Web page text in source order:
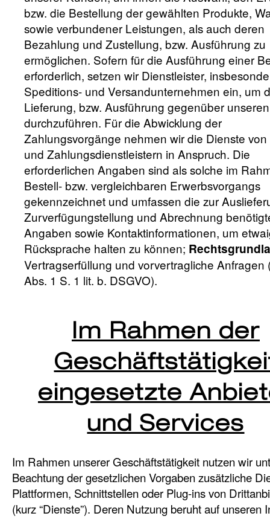
bzw. die Bestellung der gewählten Produkte,
sowie verbundener Leistungen, als auch deren
Bezahlung und Zustellung, bzw. Ausführung zu
ermöglichen. Sofern für die Ausführung einer
erforderlich, setzen wir Dienstleister,
Speditions- und Versandunternehmen ein, um
Lieferung, bzw. Ausführung gegenüber
durchzuführen. Für die Abwicklung der
Zahlungsvorgänge nehmen wir die Dienste
und Zahlungsdienstleistern in Anspruch. Die
erforderlichen Angaben sind als solche im
Bestell- bzw. vergleichbaren Erwerbsvorgangs
gekennzeichnet und umfassen die zur
Zurverfügungstellung und Abrechnung
Angaben sowie Kontaktinformationen, um
Rücksprache halten zu können;
Vertragserfüllung und vorvertragliche Anfragen
Abs. 1 S. 1 lit. b. DSGVO).
Im Rahmen der
eingesetzte
und Services
Im Rahmen unserer Geschäftstätigkeit nutzen wir
Beachtung der gesetzlichen Vorgaben zusätzliche
Plattformen, Schnittstellen oder Plug-ins von
(kurz “Dienste”). Deren Nutzung beruht auf unseren